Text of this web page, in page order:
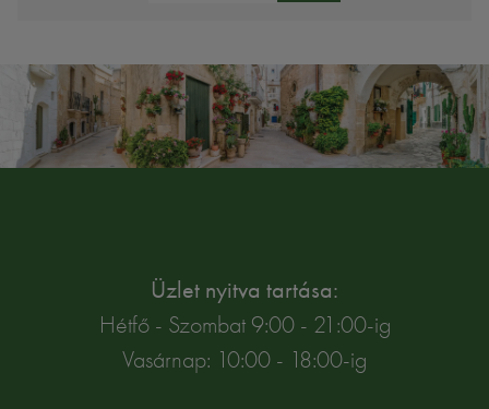
Üzlet nyitva tartása:
Hétfő - Szombat 9:00 - 21:00-ig
Vasárnap: 10:00 - 18:00-ig